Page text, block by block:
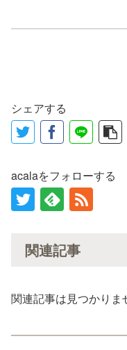
シェアする
acalaをフォローする
関連記事
関連記事は見つかりま